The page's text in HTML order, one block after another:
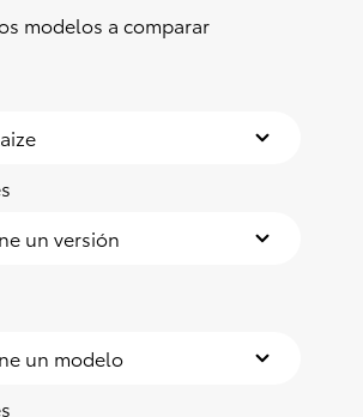
modelos a comparar